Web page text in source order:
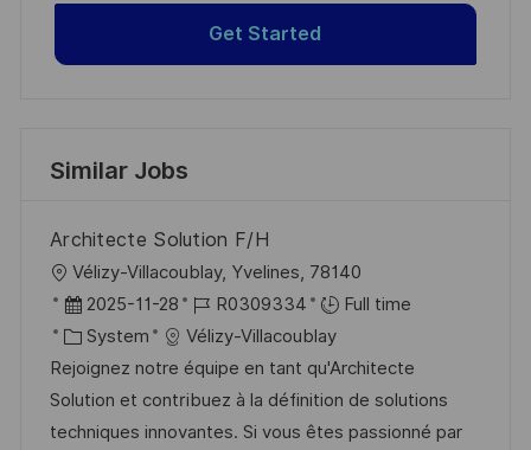
Get Started
Similar Jobs
Architecte Solution F/H
L
o
c
a
t
i
Vélizy-Villacoublay, Yvelines, 78140
P
o
s
t
e
2025-11-28
J
o
b
I
d
R0309334
Full time
C
a
t
e
System
Vélizy-Villacoublay
Rejoignez notre équipe en tant qu'Architecte
Solution et contribuez à la définition de solutions
techniques innovantes. Si vous êtes passionné par